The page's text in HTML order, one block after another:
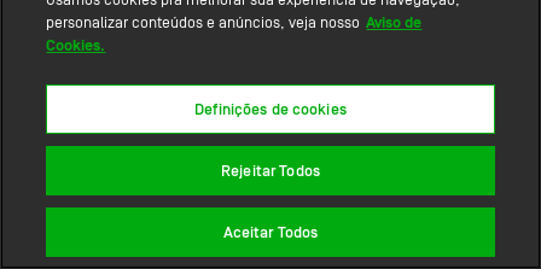
personalizar conteúdos e anúncios, veja nosso Aviso de
Cookies.
Definições de cookies
Rejeitar Todos
Aceitar Todos